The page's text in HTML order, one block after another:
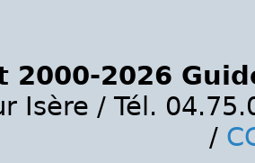
2000-2026
Isère / Tél.
/